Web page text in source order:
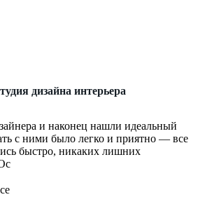
дизайна интерьера
и наконец нашли идеальный
с ними было легко и приятно — все
быстро, никаких лишних